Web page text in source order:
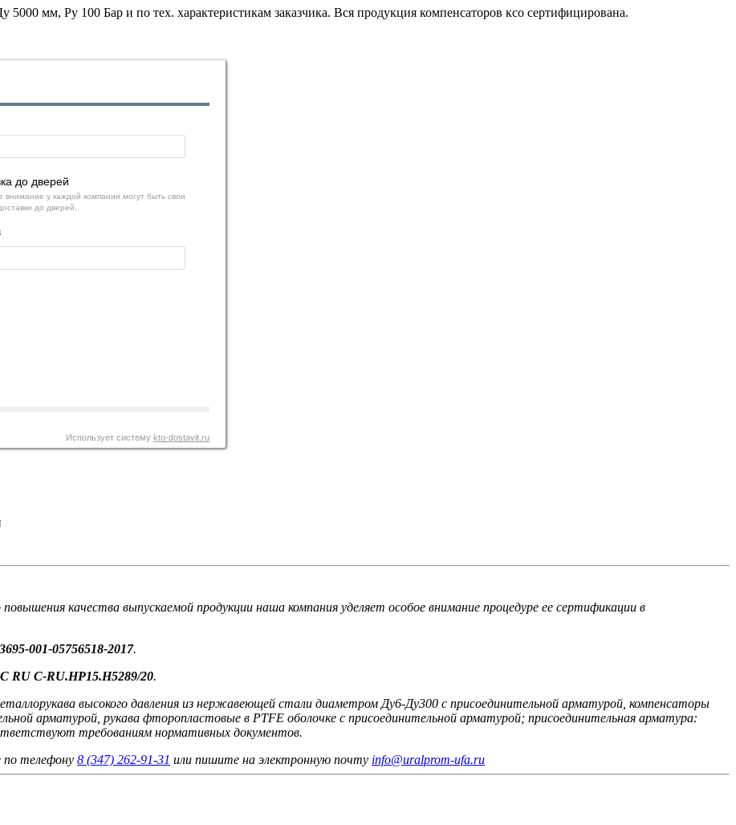
мм, Ру 100 Бар и по тех. характеристикам заказчика. Вся продукция компенсаторов ксо сертифицирована.
до дверей
внимание у каждой компании могут быть свои
до дверей.
Использует систему kto-dostavit.ru
качества выпускаемой продукции наша компания уделяет особое внимание процедуре ее сертификации в
.
C‑RU.HP15.H5289/20.
высокого давления из нержавеющей стали диаметром Ду6-Ду300 с присоединительной арматурой, компенсаторы
арматурой, рукава фторопластовые в PTFE оболочке с присоединительной арматурой; присоединительная арматура:
требованиям нормативных документов.
по телефону 8 (347) 262‑91‑31 или пишите на электронную почту info@uralprom-ufa.ru